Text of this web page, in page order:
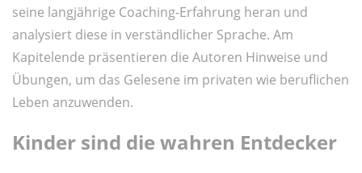
seine langjährige Coaching-Erfahrung heran und
analysiert diese in verständlicher Sprache. Am
Kapitelende präsentieren die Autoren Hinweise und
Übungen, um das Gelesene im privaten wie beruflichen
Leben anzuwenden.
Kinder sind die wahren Entdecker